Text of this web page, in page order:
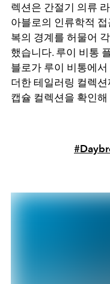
렉션은 간절기 의류
아블로의 인류학적
복의 경계를 허물어
했습니다. 루이 비통
블로가 루이 비통에
더한 테일러링 컬렉
캡슐 컬렉션을 확인해